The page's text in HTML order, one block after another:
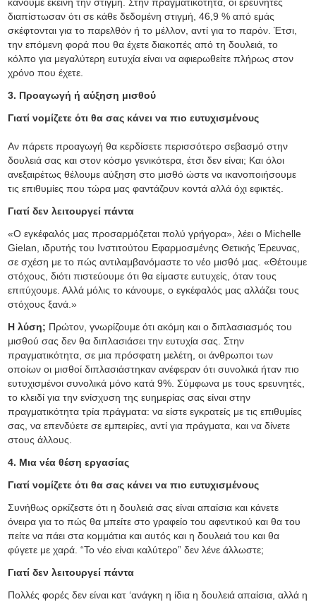
διαπίστωσαν ότι σε κάθε δεδομένη στιγμή, 46,9 % από εμάς
σκέφτονται για το παρελθόν ή το μέλλον, αντί για το παρόν. Έτσι,
την επόμενη φορά που θα έχετε διακοπές από τη δουλειά, το
κόλπο για μεγαλύτερη ευτυχία είναι να αφιερωθείτε πλήρως στον
χρόνο που έχετε.
3. Προαγωγή ή αύξηση μισθού
Γιατί νομίζετε ότι θα σας κάνει να πιο ευτυχισμένους
Αν πάρετε προαγωγή θα κερδίσετε περισσότερο σεβασμό στην
δουλειά σας και στον κόσμο γενικότερα, έτσι δεν είναι; Και όλοι
ανεξαιρέτως θέλουμε αύξηση στο μισθό ώστε να ικανοποιήσουμε
τις επιθυμίες που τώρα μας φαντάζουν κοντά αλλά όχι εφικτές.
Γιατί δεν λειτουργεί πάντα
«Ο εγκέφαλός μας προσαρμόζεται πολύ γρήγορα», λέει ο Michelle
Gielan, ιδρυτής του Ινστιτούτου Εφαρμοσμένης Θετικής Έρευνας,
σε σχέση με το πώς αντιλαμβανόμαστε το νέο μισθό μας. «Θέτουμε
στόχους, διότι πιστεύουμε ότι θα είμαστε ευτυχείς, όταν τους
επιτύχουμε. Αλλά μόλις το κάνουμε, ο εγκέφαλός μας αλλάζει τους
στόχους ξανά.»
Η λύση; Πρώτον, γνωρίζουμε ότι ακόμη και ο διπλασιασμός του
μισθού σας δεν θα διπλασιάσει την ευτυχία σας. Στην
πραγματικότητα, σε μια πρόσφατη μελέτη, οι άνθρωποι των
οποίων οι μισθοί διπλασιάστηκαν ανέφεραν ότι συνολικά ήταν πιο
ευτυχισμένοι συνολικά μόνο κατά 9%. Σύμφωνα με τους ερευνητές,
το κλειδί για την ενίσχυση της ευημερίας σας είναι στην
πραγματικότητα τρία πράγματα: να είστε εγκρατείς με τις επιθυμίες
σας, να επενδύετε σε εμπειρίες, αντί για πράγματα, και να δίνετε
στους άλλους.
4. Μια νέα θέση εργασίας
Γιατί νομίζετε ότι θα σας κάνει να πιο ευτυχισμένους
Συνήθως ορκίζεστε ότι η δουλειά σας είναι απαίσια και κάνετε
όνειρα για το πώς θα μπείτε στο γραφείο του αφεντικού και θα του
πείτε να πάει στα κομμάτια και αυτός και η δουλειά του και θα
φύγετε με χαρά. “Το νέο είναι καλύτερο” δεν λένε άλλωστε;
Γιατί δεν λειτουργεί πάντα
Πολλές φορές δεν είναι κατ ‘ανάγκη η ίδια η δουλειά απαίσια, αλλά η